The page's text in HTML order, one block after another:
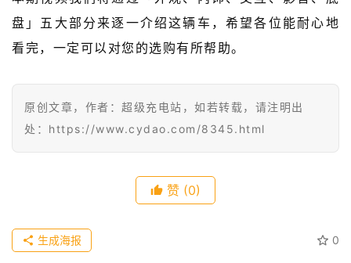
常
新
国
有
多
瓜
A
注册
盘」五大部分来逐一介绍这辆车，希望各位能耐心地
看完，一定可以对您的选购有所帮助。
原创文章，作者：超级充电站，如若转载，请注明出
处：https://www.cydao.com/8345.html
赞 (0)
0
生成海报